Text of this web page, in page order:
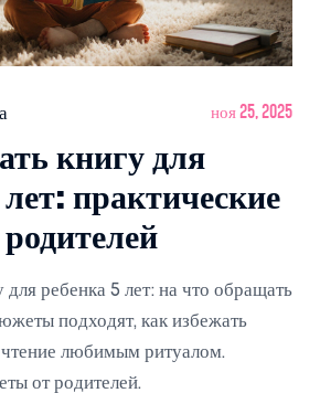
ноя 25, 2025
книгу для
практические
для ребенка 5 лет: на что обращать
подходят, как избежать
любимым ритуалом.
от родителей.